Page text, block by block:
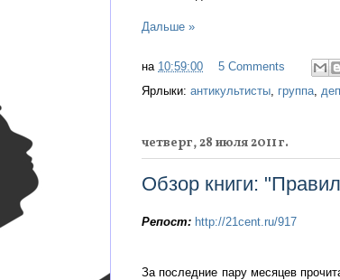
Дальше »
на 10:59:00
5 Comments
Ярлыки: антикультисты, группа,
четверг, 28 июля 2011 г.
Обзор книги:
Репост: http://21cent.ru/917
За последние пару месяцев